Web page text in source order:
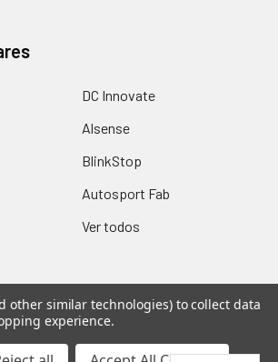
DC Innovate
Alsense
BlinkStop
Autosport Fab
Ver todos
© 2026 Trailbrake.com.
other similar technologies) to collect data
experience.